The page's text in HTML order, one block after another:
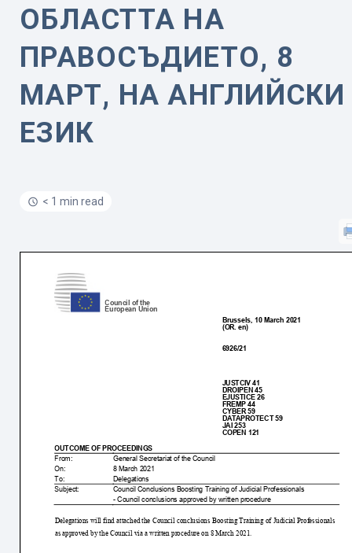
ОБЛАСТТА НА
ПРАВОСЪДИЕТО, 8
МАРТ, НА АНГЛИЙСКИ
ЕЗИК
< 1 min read